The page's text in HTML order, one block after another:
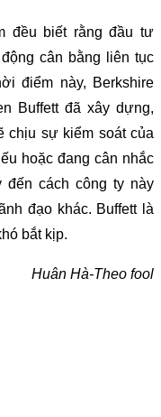
đều biết rằng đầu tư
cân bằng liên tục
điểm này, Berkshire
Buffett đã xây dựng,
chịu sự kiểm soát của
hoặc đang cân nhắc
cách công ty này
đạo khác. Buffett là
bắt kịp.
Huân Hà-Theo fool